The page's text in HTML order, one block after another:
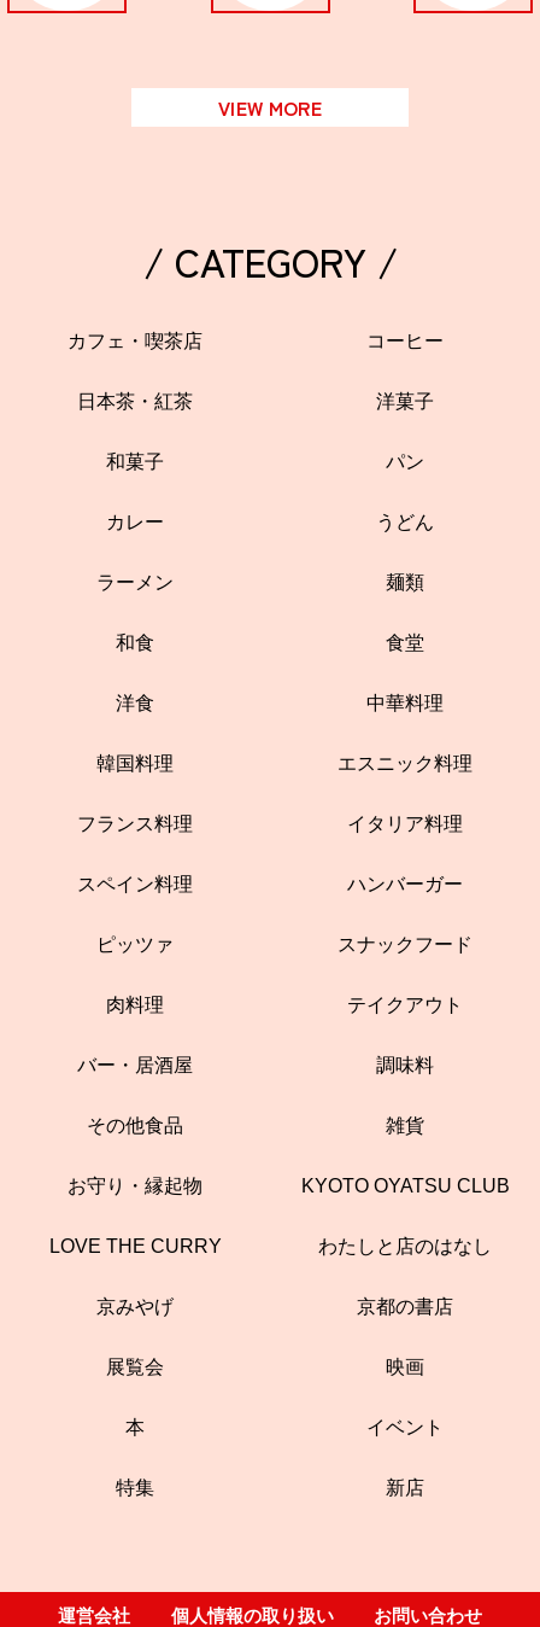
VIEW MORE
/ CATEGORY /
カフェ・喫茶店 コーヒー
日本茶・紅茶 洋菓子
和菓子 パン
カレー うどん
ラーメン 麺類
和食 食堂
洋食 中華料理
韓国料理 エスニック料理
フランス料理 イタリア料理
スペイン料理 ハンバーガー
ピッツァ スナックフード
肉料理 テイクアウト
バー・居酒屋 調味料
その他食品 雑貨
お守り・縁起物 KYOTO OYATSU CLUB
LOVE THE CURRY わたしと店のはなし
京みやげ 京都の書店
展覧会 映画
本 イベント
特集 新店
運営会社 個人情報の取り扱い お問い合わせ